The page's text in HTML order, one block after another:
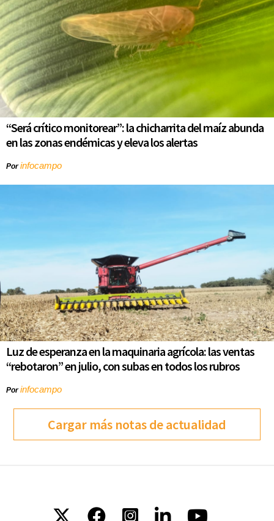
“Será crítico monitorear”: la chicharrita del maíz abunda
en las zonas endémicas y eleva los alertas
Porinfocampo
Luz de esperanza en la maquinaria agrícola: las ventas
“rebotaron” en julio, con subas en todos los rubros
Porinfocampo
Cargar más notas de actualidad